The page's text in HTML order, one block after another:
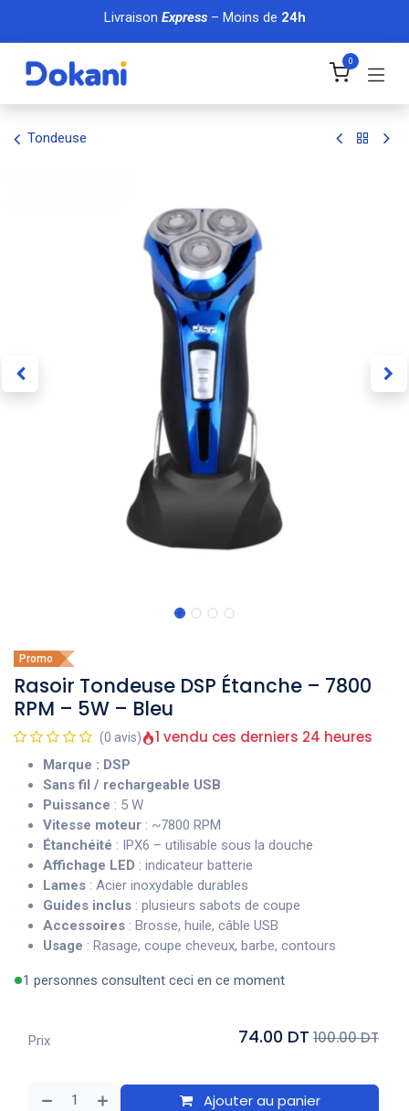
Se rendre au contenu
Livraison Express– Moins de 24h
0
Tondeuse
Promo
Rasoir Tondeuse DSP Étanche – 7800
RPM – 5W – Bleu
(0 avis) 1 vendu ces derniers 24 heures
Marque : DSP
Sans fil / rechargeable USB
Puissance : 5 W
Vitesse moteur : ~7800 RPM
Étanchéité : IPX6 – utilisable sous la douche
Affichage LED : indicateur batterie
Lames : Acier inoxydable durables
Guides inclus : plusieurs sabots de coupe
Accessoires : Brosse, huile, câble USB
Usage : Rasage, coupe cheveux, barbe, contours
1 personnes consultent ceci en ce moment
Ajouter au panier
Prix 74.00 DT 100.00 DT